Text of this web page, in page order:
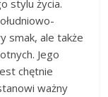
stylu życia.
smak, ale także
Jego
chętnie
ważny